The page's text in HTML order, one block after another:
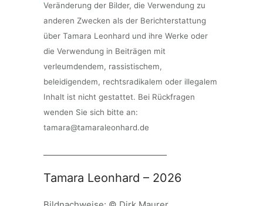
Veränderung der Bilder, die Verwendung zu
anderen Zwecken als der Berichterstattung
über Tamara Leonhard und ihre Werke oder
die Verwendung in Beiträgen mit
verleumdendem, rassistischem,
beleidigendem, rechtsradikalem oder illegalem
Inhalt ist nicht gestattet. Bei Rückfragen
wenden Sie sich bitte an:
tamara@tamaraleonhard.de
Tamara Leonhard – 2026